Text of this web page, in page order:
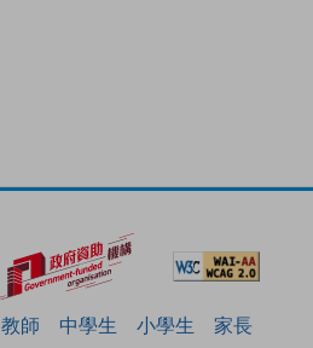
教師 中學生 小學生
家長